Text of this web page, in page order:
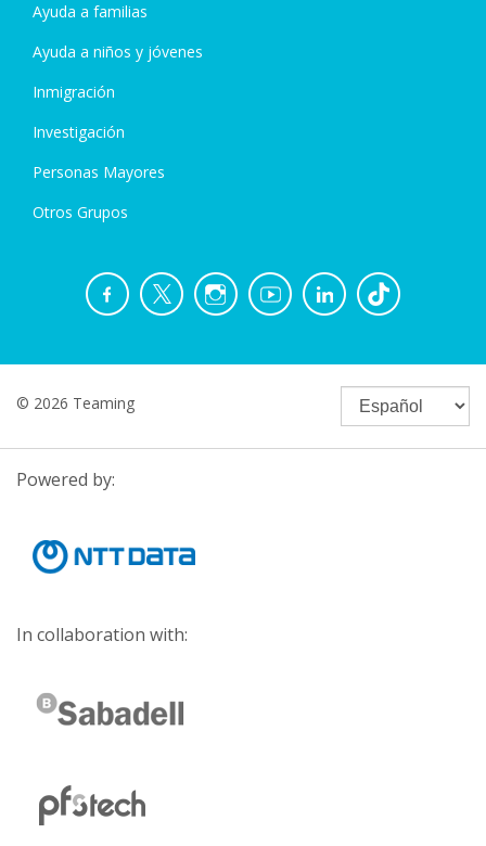
Ayuda a familias
Ayuda a niños y jóvenes
Inmigración
Investigación
Personas Mayores
Otros Grupos
© 2026 Teaming
Powered by:
In collaboration with: